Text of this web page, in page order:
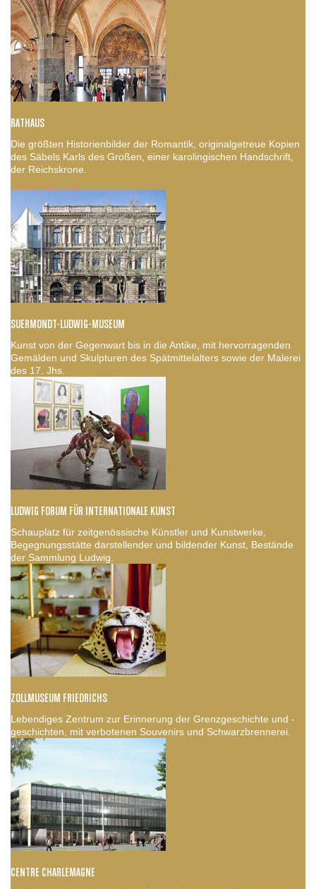
RATHAUS
Die größten Historienbilder der Romantik, originalgetreue Kopien
des Säbels Karls des Großen, einer karolingischen Handschrift,
der Reichskrone.
SUERMONDT-LUDWIG-MUSEUM
Kunst von der Gegenwart bis in die Antike, mit hervorragenden
Gemälden und Skulpturen des Spätmittelalters sowie der Malerei
des 17. Jhs.
LUDWIG FORUM FÜR INTERNATIONALE KUNST
Schauplatz für zeitgenössische Künstler und Kunstwerke,
Begegnungsstätte darstellender und bildender Kunst, Bestände
der Sammlung Ludwig.
ZOLLMUSEUM FRIEDRICHS
Lebendiges Zentrum zur Erinnerung der Grenzgeschichte und -
geschichten, mit verbotenen Souvenirs und Schwarzbrennerei.
CENTRE CHARLEMAGNE